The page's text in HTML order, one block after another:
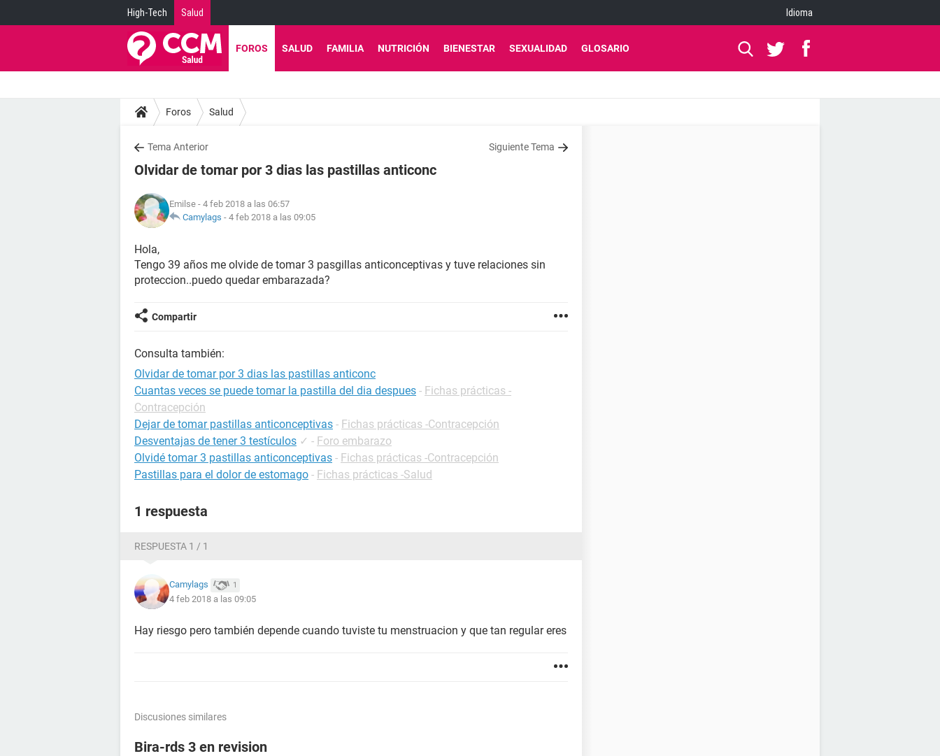
High-Tech Salud Idioma
FOROS SALUD FAMILIA NUTRICIÓN BIENESTAR SEXUALIDAD GLOSARIO
Foros Salud
Tema Anterior Siguiente Tema
Olvidar de tomar por 3 dias las pastillas anticonc
Emilse - 4 feb 2018 a las 06:57
Camylags - 4 feb 2018 a las 09:05
Hola,
Tengo 39 años me olvide de tomar 3 pasgillas anticonceptivas y tuve relaciones sin
proteccion..puedo quedar embarazada?
Compartir
Consulta también:
Olvidar de tomar por 3 dias las pastillas anticonc
Cuantas veces se puede tomar la pastilla del dia despues - Fichas prácticas -
Contracepción
Dejar de tomar pastillas anticonceptivas - Fichas prácticas -Contracepción
Desventajas de tener 3 testículos ✓ - Foro embarazo
Olvidé tomar 3 pastillas anticonceptivas - Fichas prácticas -Contracepción
Pastillas para el dolor de estomago - Fichas prácticas -Salud
1 respuesta
RESPUESTA 1 / 1
Camylags 1
4 feb 2018 a las 09:05
Hay riesgo pero también depende cuando tuviste tu menstruacion y que tan regular eres
Discusiones similares
Bira-rds 3 en revision